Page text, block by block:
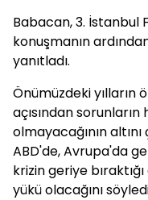
Babacan, 3. İstanbul
konuşmanın
yanıtladı.
Önümüzdeki yılların
açısından
olmayacağının altını
ABD'de, Avrupa'da
krizin geriye
yükü olacağını